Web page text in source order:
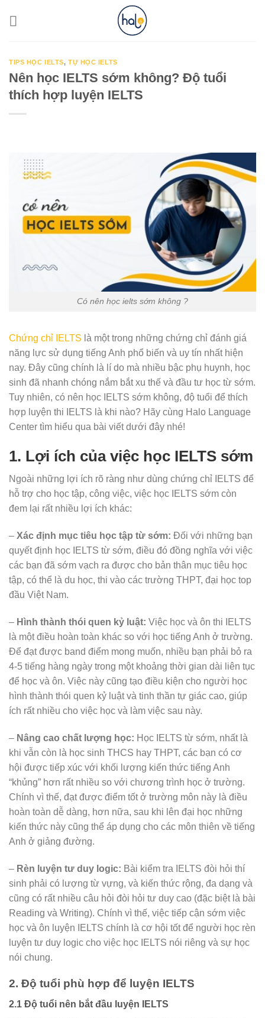
TIPS HỌC IELTS, TỰ HỌC IELTS
Nên học IELTS sớm không? Độ tuổi
thích hợp luyện IELTS
Có nên học ielts sớm không ?
Chứng chỉ IELTS là một trong những chứng chỉ đánh giá
năng lực sử dụng tiếng Anh phổ biến và uy tín nhất hiện
nay. Đây cũng chính là lí do mà nhiều bậc phụ huynh, học
sinh đã nhanh chóng nắm bắt xu thế và đầu tư học từ sớm.
Tuy nhiên, có nên học IELTS sớm không, độ tuổi để thích
hợp luyện thi IELTS là khi nào? Hãy cùng Halo Language
Center tìm hiểu qua bài viết dưới đây nhé!
1. Lợi ích của việc học IELTS sớm
Ngoài những lợi ích rõ ràng như dùng chứng chỉ IELTS để
hỗ trợ cho học tập, công việc, việc học IELTS sớm còn
đem lại rất nhiều lợi ích khác:
– Xác định mục tiêu học tập từ sớm: Đối với những bạn
quyết định học IELTS từ sớm, điều đó đồng nghĩa với việc
các bạn đã sớm vạch ra được cho bản thân mục tiêu học
tập, có thể là du học, thi vào các trường THPT, đại học top
đầu Việt Nam.
– Hình thành thói quen kỷ luật: Việc học và ôn thi IELTS
là một điều hoàn toàn khác so với học tiếng Anh ở trường.
Để đạt được band điểm mong muốn, nhiều bạn phải bỏ ra
4-5 tiếng hàng ngày trong một khoảng thời gian dài liên tục
để học và ôn. Việc này cũng tạo điều kiện cho người học
hình thành thói quen kỷ luật và tinh thần tự giác cao, giúp
ích rất nhiều cho việc học và làm việc sau này.
– Nâng cao chất lượng học: Học IELTS từ sớm, nhất là
khi vẫn còn là học sinh THCS hay THPT, các bạn có cơ
hội được tiếp xúc với khối lượng kiến thức tiếng Anh
“khủng” hơn rất nhiều so với chương trình học ở trường.
Chính vì thế, đạt được điểm tốt ở trường môn này là điều
hoàn toàn dễ dàng, hơn nữa, sau khi lên đại học những
kiến thức này cũng thể áp dụng cho các môn thiên về tiếng
Anh ở giảng đường.
– Rèn luyện tư duy logic: Bài kiểm tra IELTS đòi hỏi thí
sinh phải có lượng từ vựng, và kiến thức rộng, đa dạng và
cũng có rất nhiều câu hỏi đòi hỏi tư duy cao (đặc biệt là bài
Reading và Writing). Chính vì thế, việc tiếp cận sớm việc
học và ôn luyện IELTS chính là cơ hội tốt để người học rèn
luyện tư duy logic cho việc học IELTS nói riêng và sự học
nói chung.
2. Độ tuổi phù hợp để luyện IELTS
2.1 Độ tuổi nên bắt đầu luyện IELTS